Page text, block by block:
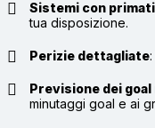
Sistemi con
tua disposizione.
Perizie dettagliate:
Previsione dei
minutaggi goal e ai